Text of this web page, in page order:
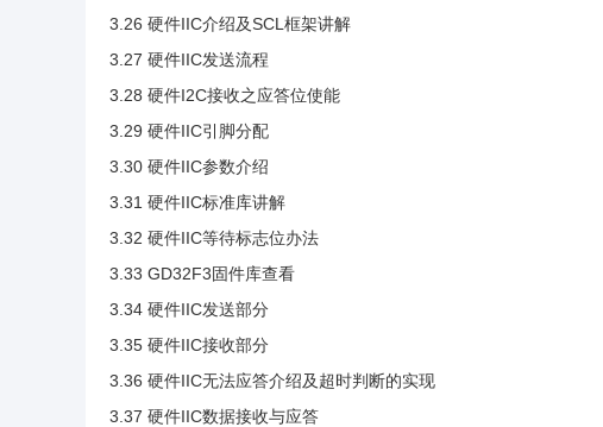
3.26 硬件IIC介绍及SCL框架讲解
3.27 硬件IIC发送流程
3.28 硬件I2C接收之应答位使能
3.29 硬件IIC引脚分配
3.30 硬件IIC参数介绍
3.31 硬件IIC标准库讲解
3.32 硬件IIC等待标志位办法
3.33 GD32F3固件库查看
3.34 硬件IIC发送部分
3.35 硬件IIC接收部分
3.36 硬件IIC无法应答介绍及超时判断的实现
3.37 硬件IIC数据接收与应答